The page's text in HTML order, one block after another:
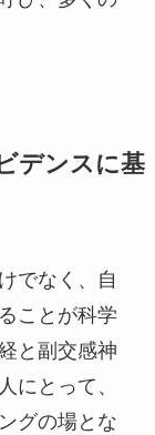
デンスに基
でなく、自
ことが科学
と副交感神
にとって、
グの場とな